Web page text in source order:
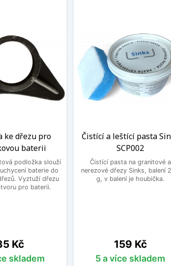
ke dřezu pro
baterii
podložka slouží
baterie do
Vyztuží dřezu
pro baterii.
Kč
skladem
Čistící a leštící pasta
SCP002
Čistící pasta na granitové a
nerezové dřezy Sinks, balení
g, v balení je houbička.
Cena
159 Kč
5 a více skladem